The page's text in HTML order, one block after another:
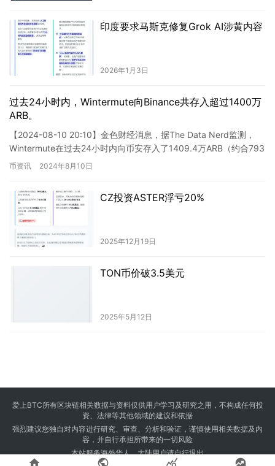
印度要求马斯克修复Grok AI涉黄内容
2026年1月3日
过去24小时内，Wintermute向Binance共存入超过1400万
ARB。
【2024-08-10 20:10】金色财经消息，据The Data Nerd监测，
Wintermute在过去24小时内向币安存入了1409.4万ARB（约合793
万美元）。 这则…
币资讯 2024年8月10日
CZ投资ASTER浮亏20%
2025年12月19日
TON币价破3.5美元
2025年5月12日
爱上BTC所有区块链相关数据与资料仅供用户学习及研究之用，不构成任何投
资、法律等其他领域的建议和依据
强烈建议您独自对内容进行研究、审查、分析和验证，谨慎使用相关数据及内
容，并自行承担所带来的一切风险
本站服务海外华人，大陆用户请自行退出